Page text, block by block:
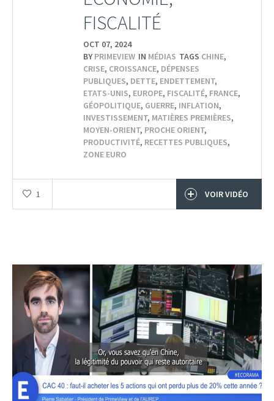
FISCALITÉ
OCT 07, 2024
BYPRIMEVIEW IN MÉDIAS TAGS CHINE,
CRISE, CROISSANCE, DÉPENSES
PUBLIQUES, DETTE, ENDETTEMENT,
ETATS-UNIS, EUROPE, FISCALITÉ, FRANCE,
GÉOPOLITIQUE, GUERRE, INFLATION,
INVESTISSEMENT, MATIÈRES PREMIÈRES,
MOYEN-ORIENT, PROCHE ORIENT,
PRODUCTIVITÉ, RECETTES PUBLIQUES,
ZONE EURO
1 VOIR VIDÉO